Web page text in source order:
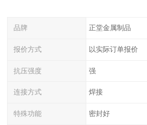
品牌 正堂金属制品
报价方式 以实际订单报价
抗压强度 强
连接方式 焊接
特殊功能 密封好